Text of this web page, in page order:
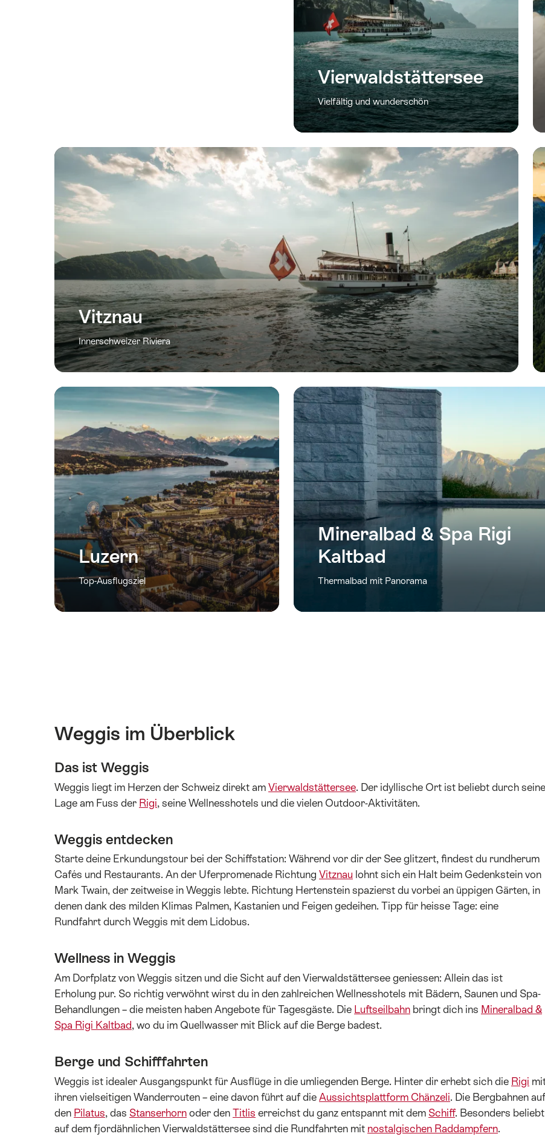
Vierwaldstättersee
Vielfältig und wunderschön
Vitznau
Innerschweizer Riviera
Luzern
Top-Ausflugsziel
Mineralbad & Spa Rigi
Kaltbad
Thermalbad mit Panorama
Weggis im Überblick
Das ist Weggis
Weggis liegt im Herzen der Schweiz direkt am Vierwaldstättersee. Der idyllische Ort ist beliebt durch seine
Lage am Fuss der Rigi, seine Wellnesshotels und die vielen Outdoor-Aktivitäten.
Weggis entdecken
Starte deine Erkundungstour bei der Schiffstation: Während vor dir der See glitzert, findest du rundherum
Cafés und Restaurants. An der Uferpromenade Richtung Vitznau lohnt sich ein Halt beim Gedenkstein von
Mark Twain, der zeitweise in Weggis lebte. Richtung Hertenstein spazierst du vorbei an üppigen Gärten, in
denen dank des milden Klimas Palmen, Kastanien und Feigen gedeihen. Tipp für heisse Tage: eine
Rundfahrt durch Weggis mit dem Lidobus.
Wellness in Weggis
Am Dorfplatz von Weggis sitzen und die Sicht auf den Vierwaldstättersee geniessen: Allein das ist
Erholung pur. So richtig verwöhnt wirst du in den zahlreichen Wellnesshotels mit Bädern, Saunen und Spa-
Behandlungen – die meisten haben Angebote für Tagesgäste. Die Luftseilbahn bringt dich ins Mineralbad &
Spa Rigi Kaltbad, wo du im Quellwasser mit Blick auf die Berge badest.
Berge und Schifffahrten
Weggis ist idealer Ausgangspunkt für Ausflüge in die umliegenden Berge. Hinter dir erhebt sich die Rigi
ihren vielseitigen Wanderrouten – eine davon führt auf die Aussichtsplattform Chänzeli. Die Bergbahnen auf
den Pilatus, das Stanserhorn oder den Titlis erreichst du ganz entspannt mit dem Schiff. Besonders beliebt
auf dem fjordähnlichen Vierwaldstättersee sind die Rundfahrten mit nostalgischen Raddampfern.